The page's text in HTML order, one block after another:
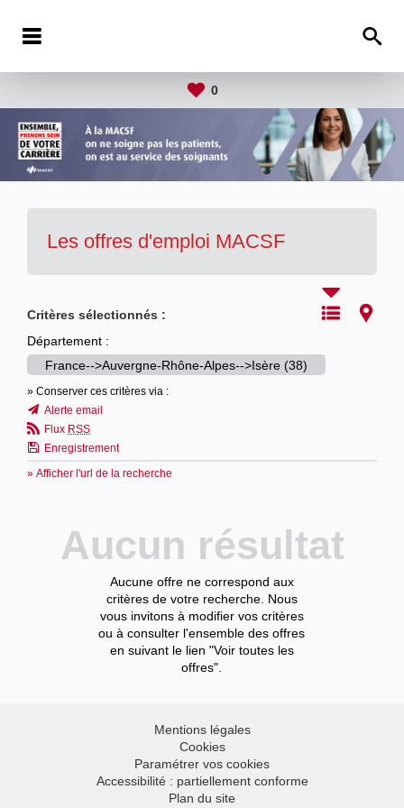
0
Les offres d'emploi MACSF
Critères sélectionnés :
Département :
France-->Auvergne-Rhône-Alpes-->Isère (38)
» Conserver ces critères via :
Alerte email
Flux RSS
Enregistrement
» Afficher l'url de la recherche
Aucun résultat
Aucune offre ne correspond aux
critères de votre recherche. Nous
vous invitons à modifier vos critères
ou à consulter l'ensemble des offres
en suivant le lien "Voir toutes les
offres".
Mentions légales
Cookies
Paramétrer vos cookies
Accessibilité : partiellement conforme
Plan du site